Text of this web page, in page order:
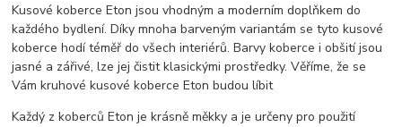
Kusové koberce Eton jsou vhodným a moderním doplňkem do
každého bydlení. Díky mnoha barveným variantám se tyto kusové
koberce hodí téměř do všech interiérů. Barvy koberce i obšití jsou
jasné a zářivé, lze jej čistit klasickými prostředky. Věříme, že se
Vám kruhové kusové koberce Eton budou líbit
Každý z koberců Eton je krásně měkky a je určeny pro použití